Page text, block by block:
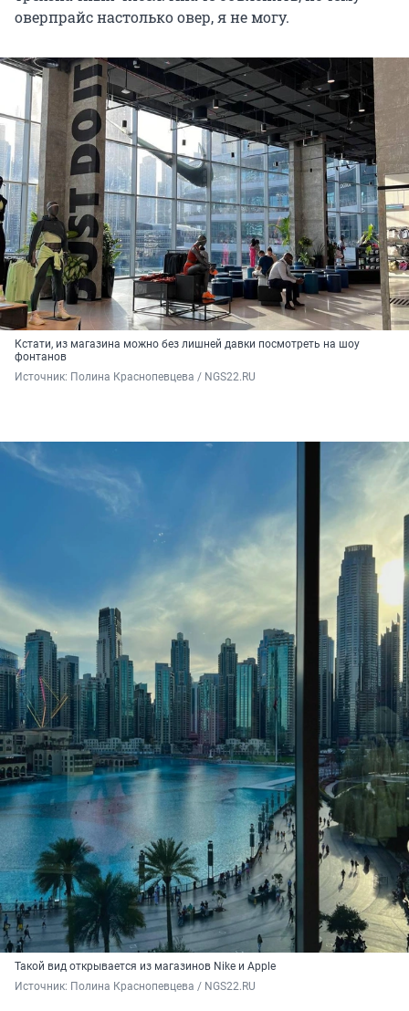
оверпрайс настолько овер, я не могу.
Кстати, из магазина можно без лишней давки посмотреть на шоу
фонтанов
Источник: Полина Краснопевцева / NGS22.RU
Такой вид открывается из магазинов Nike и Apple
Источник: Полина Краснопевцева / NGS22.RU